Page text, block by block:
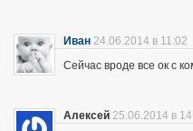
Иван 24.06.2014 в 11:02
Сейчас вроде все ок с
Алексей 25.06.2014 в